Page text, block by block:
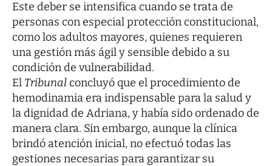
Este deber se intensifica cuando se trata de
personas con especial protección constitucional,
como los adultos mayores, quienes requieren
una gestión más ágil y sensible debido a su
condición de vulnerabilidad.
El Tribunalconcluyó que el procedimiento de
hemodinamia era indispensable para la salud y
la dignidad de Adriana, y había sido ordenado de
manera clara. Sin embargo, aunque la clínica
brindó atención inicial, no efectuó todas las
gestiones necesarias para garantizar su